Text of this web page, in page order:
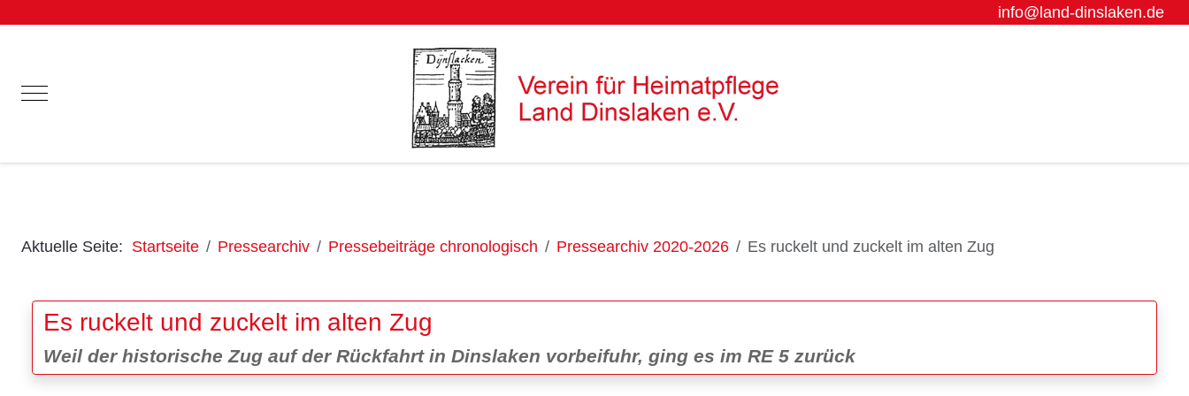
info@land-dinslaken.de
Mobile Menu Toggle
Aktuelle Seite: Startseite Pressearchiv Pressebeiträge chronologisch Pressearchiv 2020-2026 Es ruckelt und zuckelt im alten Zug
Es ruckelt und zuckelt im alten Zug
Weil der historische Zug auf der Rückfahrt in Dinslaken vorbeifuhr, ging es im RE 5 zurück